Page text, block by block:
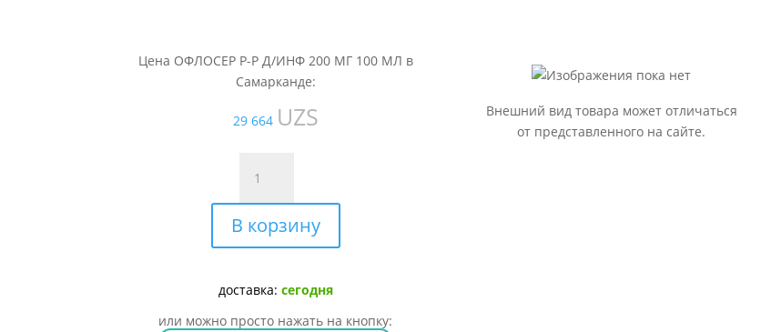
Цена ОФЛОСЕР Р-Р Д/ИНФ 200 МГ 100 МЛ в
Самарканде:
29 664 UZS
товара
ОФЛОСЕР
Р-
Р
ИНФ
В корзину
доставка: сегодня
или можно просто нажать на кнопку:
Внешний вид товара может отличаться
от представленного на сайте.